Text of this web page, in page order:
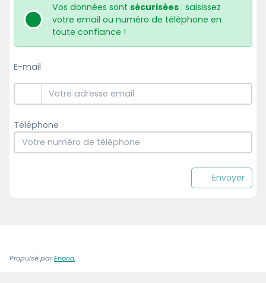
Vos données sontsécurisées : saisissez
votre email ou numéro de téléphone en
toute confiance !
E-mail
Téléphone
Envoyer
Propulsé parEnoria